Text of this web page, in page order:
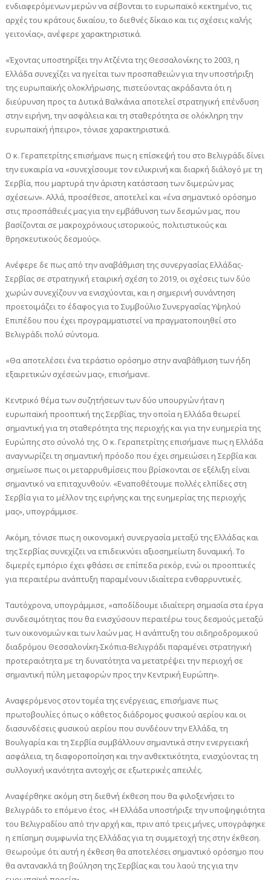
ενδιαφερόμενων μερών να σέβονται το ευρωπαϊκό κεκτημένο, τις
αρχές του κράτους δικαίου, το διεθνές δίκαιο και τις σχέσεις καλής
γειτονίας», ανέφερε χαρακτηριστικά.
«Έχοντας υποστηρίξει την Ατζέντα της Θεσσαλονίκης το 2003, η
Ελλάδα συνεχίζει να ηγείται των προσπαθειών για την υποστήριξη
της ευρωπαϊκής ολοκλήρωσης, πιστεύοντας ακράδαντα ότι η
διεύρυνση προς τα Δυτικά Βαλκάνια αποτελεί στρατηγική επένδυση
στην ειρήνη, την ασφάλεια και τη σταθερότητα σε ολόκληρη την
ευρωπαϊκή ήπειρο», τόνισε χαρακτηριστικά.
Ο κ. Γεραπετρίτης επισήμανε πως η επίσκεψή του στο Βελιγράδι δίνει
την ευκαιρία να «συνεχίσουμε τον ειλικρινή και διαρκή διάλογό με τη
Σερβία, που μαρτυρά την άριστη κατάσταση των διμερών μας
σχέσεων». Αλλά, προσέθεσε, αποτελεί και «ένα σημαντικό ορόσημο
στις προσπάθειές μας για την εμβάθυνση των δεσμών μας, που
βασίζονται σε μακροχρόνιους ιστορικούς, πολιτιστικούς και
θρησκευτικούς δεσμούς».
Ανέφερε δε πως από την αναβάθμιση της συνεργασίας Ελλάδας-
Σερβίας σε στρατηγική εταιρική σχέση το 2019, οι σχέσεις των δύο
χωρών συνεχίζουν να ενισχύονται, και η σημερινή συνάντηση
προετοιμάζει το έδαφος για το Συμβούλιο Συνεργασίας Υψηλού
Επιπέδου που έχει προγραμματιστεί να πραγματοποιηθεί στο
Βελιγράδι πολύ σύντομα.
«Θα αποτελέσει ένα τεράστιο ορόσημο στην αναβάθμιση των ήδη
εξαιρετικών σχέσεών μας», επισήμανε.
Κεντρικό θέμα των συζητήσεων των δύο υπουργών ήταν η
ευρωπαϊκή προοπτική της Σερβίας, την οποία η Ελλάδα θεωρεί
σημαντική για τη σταθερότητα της περιοχής και για την ευημερία της
Ευρώπης στο σύνολό της. Ο κ. Γεραπετρίτης επισήμανε πως η Ελλάδα
αναγνωρίζει τη σημαντική πρόοδο που έχει σημειώσει η Σερβία και
σημείωσε πως οι μεταρρυθμίσεις που βρίσκονται σε εξέλιξη είναι
σημαντικό να επιταχυνθούν. «Εναποθέτουμε πολλές ελπίδες στη
Σερβία για το μέλλον της ειρήνης και της ευημερίας της περιοχής
μας», υπογράμμισε.
Ακόμη, τόνισε πως η οικονομική συνεργασία μεταξύ της Ελλάδας και
της Σερβίας συνεχίζει να επιδεικνύει αξιοσημείωτη δυναμική. Το
διμερές εμπόριο έχει φθάσει σε επίπεδα ρεκόρ, ενώ οι προοπτικές
για περαιτέρω ανάπτυξη παραμένουν ιδιαίτερα ενθαρρυντικές.
Ταυτόχρονα, υπογράμμισε, «αποδίδουμε ιδιαίτερη σημασία στα έργα
συνδεσιμότητας που θα ενισχύσουν περαιτέρω τους δεσμούς μεταξύ
των οικονομιών και των λαών μας. Η ανάπτυξη του σιδηροδρομικού
διαδρόμου Θεσσαλονίκη-Σκόπια-Βελιγράδι παραμένει στρατηγική
προτεραιότητα με τη δυνατότητα να μετατρέψει την περιοχή σε
σημαντική πύλη μεταφορών προς την Κεντρική Ευρώπη».
Αναφερόμενος στον τομέα της ενέργειας, επισήμανε πως
πρωτοβουλίες όπως ο κάθετος διάδρομος φυσικού αερίου και οι
διασυνδέσεις φυσικού αερίου που συνδέουν την Ελλάδα, τη
Βουλγαρία και τη Σερβία συμβάλλουν σημαντικά στην ενεργειακή
ασφάλεια, τη διαφοροποίηση και την ανθεκτικότητα, ενισχύοντας τη
συλλογική ικανότητα αντοχής σε εξωτερικές απειλές.
Αναφέρθηκε ακόμη στη διεθνή έκθεση που θα φιλοξενήσει το
Βελιγράδι το επόμενο έτος. «Η Ελλάδα υποστήριξε την υποψηφιότητα
του Βελιγραδίου από την αρχή και, πριν από τρεις μήνες, υπογράφηκε
η επίσημη συμφωνία της Ελλάδας για τη συμμετοχή της στην έκθεση.
Θεωρούμε ότι αυτή η έκθεση θα αποτελέσει σημαντικό ορόσημο που
θα αντανακλά τη βούληση της Σερβίας και του λαού της για την